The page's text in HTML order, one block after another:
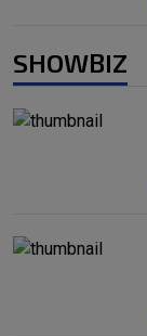
SHOWBIZ